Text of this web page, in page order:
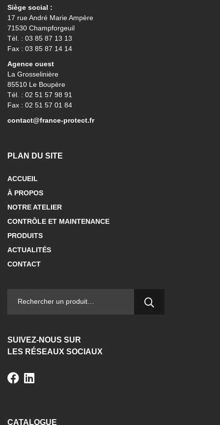
Siège social :
17 rue André Marie Ampère
71530 Champforgeuil
Tél. : 03 85 87 13 13
Fax : 03 85 87 14 14
Agence ouest
La Grosselinière
85510 Le Boupère
Tél. : 02 51 57 98 91
Fax : 02 51 57 01 84
contact@france-protect.fr
PLAN DU SITE
ACCUEIL
À PROPOS
NOTRE ATELIER
CONTRÔLE ET MAINTENANCE
PRODUITS
ACTUALITÉS
CONTACT
SUIVEZ-NOUS SUR
LES RÉSEAUX SOCIAUX
CATALOGUE